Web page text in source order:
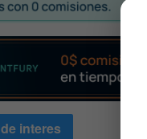
de interes